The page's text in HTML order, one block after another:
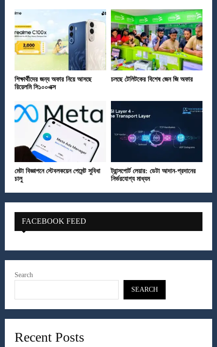
শিক্ষার্থীদের জন্য অফার নিয়ে আসছে
রিয়েলমি সি১০০এক্স
চলছে টেলিটকের বিশেষ জেন জি অফার
মেটা বিজ্ঞাপনে স্টেবলকয়েন পেমেন্ট সুবিধা
চালু
ট্রান্সপোর্ট লেয়ার: ডেটা আদান-প্রদানের
নির্ভরযোগ্য মাধ্যম
FACEBOOK FEED
Search
SEARCH
Recent Posts